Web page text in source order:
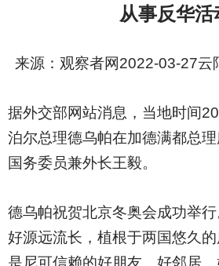
从事反华活
来源：观察者网2022-03-27云
据外交部网站消息，当地时间
泊尔总理德乌帕在加德满都总
国务委员兼外长王毅。
德乌帕祝贺北京冬奥会成功举
好源远流长，植根于两国悠久
是尼可信赖的好朋友、好邻居